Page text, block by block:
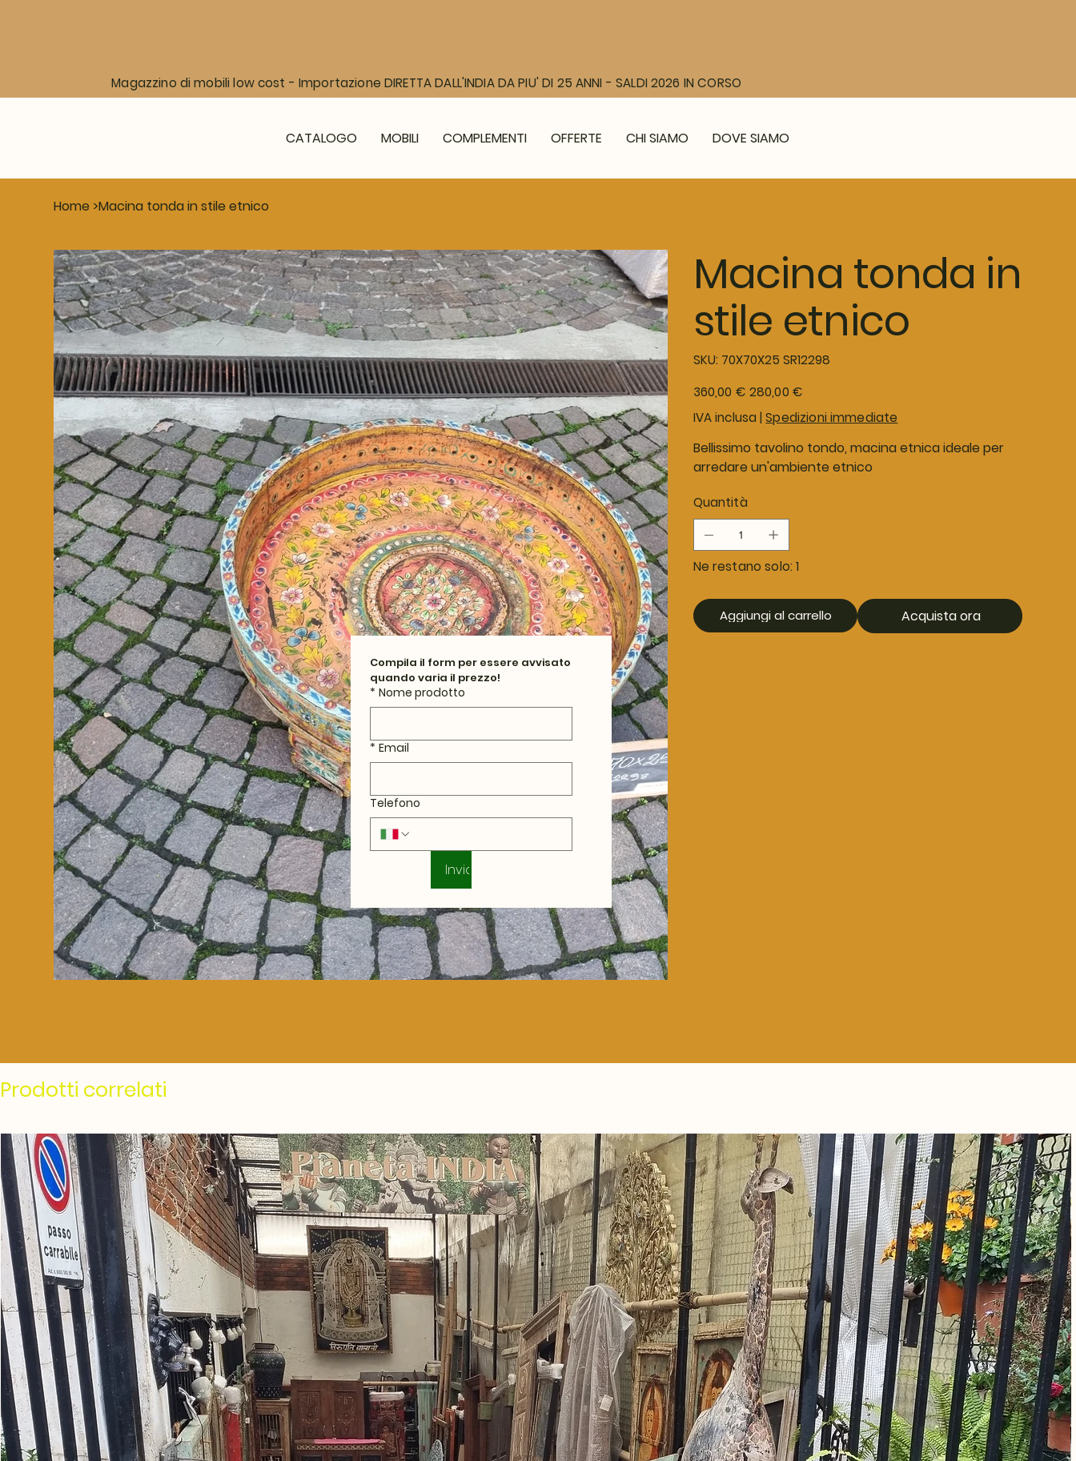
CATALOGO MOBILI COMPLEMENTI OFFERTE CHI SIAMO DOVE SIAMO
Home >Macina tonda in stile etnico
Macina tonda in
stile etnico
SKU: SKU
70X70X25
70X70X25 SR12298
Prezzo
originale
360,00 € Prezzo
scontato
280,00 €
IVA inclusa | Spedizioni immediate
Bellissimo tavolino tondo, macina etnica ideale per
arredare un'ambiente etnico
Quantità
Ne restano solo: 1
Aggiungi al carrello Acquista ora
Compila il form per essere avvisato
quando varia il prezzo!
* Nome prodotto
* Email
Telefono
Invia
Prodotti correlati
Magazzino di mobili low cost - Importazione DIRETTA DALL'INDIA DA PIU' DI 25 ANNI - SALDI 2026 IN CORSO